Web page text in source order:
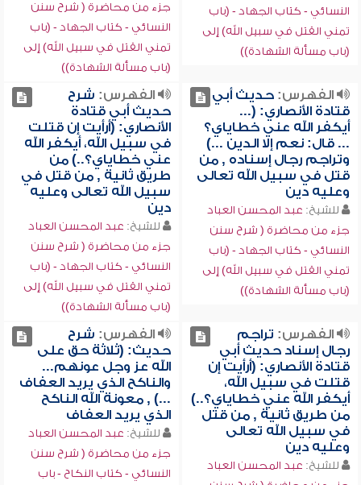
النسائي - كتاب الجهاد - (باب
تمني القتل في سبيل الله) إلى
(باب مسألة الشهادة))
جزء من محاضرة ( شرح سنن
النسائي - كتاب الجهاد - (باب
تمني القتل في سبيل الله) إلى
(باب مسألة الشهادة))
الفهرس:حديث أبي
قتادة الأنصاري: (...
أيكفر الله عني خطاياي؟
... قال: نعم إلا الدين ...)
وتراجم رجال إسناده , من
قتل في سبيل الله تعالى
وعليه دين
للشيخ: عبد المحسن العباد
جزء من محاضرة ( شرح سنن
النسائي - كتاب الجهاد - (باب
تمني القتل في سبيل الله) إلى
(باب مسألة الشهادة))
الفهرس: شرح
حديث أبي قتادة
الأنصاري: (أرأيت إن قتلت
في سبيل الله، أيكفر الله
عني خطاياي؟..) من
طريق ثانية , من قتل في
سبيل الله تعالى وعليه
دين
للشيخ: عبد المحسن العباد
جزء من محاضرة ( شرح سنن
النسائي - كتاب الجهاد - (باب
تمني القتل في سبيل الله) إلى
(باب مسألة الشهادة))
الفهرس: تراجم
رجال إسناد حديث أبي
قتادة الأنصاري: (أرأيت إن
قتلت في سبيل الله،
أيكفر الله عني خطاياي؟..)
من طريق ثانية , من قتل
في سبيل الله تعالى
وعليه دين
للشيخ: عبد المحسن العباد
الفهرس: شرح
حديث: (ثلاثة حق على
الله عز وجل عونهم...
والناكح الذي يريد العفاف
...) , معونة الله الناكح
الذي يريد العفاف
للشيخ: عبد المحسن العباد
جزء من محاضرة ( شرح سنن
النسائي - كتاب النكاح - باب